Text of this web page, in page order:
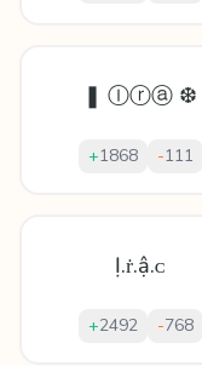
❚ Ⓘⓡⓐ ❆
+1868 -111
Ị.ṙ.ậ.ᴄ
+2492 -768